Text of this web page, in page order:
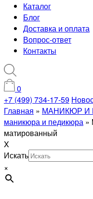
Каталог
Блог
Доставка и оплата
Вопрос-ответ
Контакты
0
+7 (499) 734-17-59
Главная » МАНИКЮР И
маникюра и педикюра »
матированный
X
Искать
×